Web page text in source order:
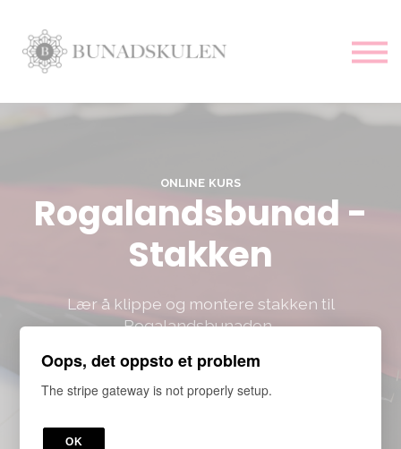
Mønster
ONLINE KURS
Rogalandsbunad -
Stakken
Lær å klippe og montere stakken til
Rogalandsbunaden.
Oops, det oppsto et problem
The stripe gateway is not properly setup.
OK